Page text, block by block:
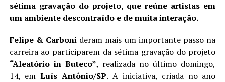
sétima gravação do projeto, que reúne artistas em
um ambiente descontraído e de muita interação.
Felipe & Carboni deram mais um importante passo na
carreira ao participarem da sétima gravação do projeto
“Aleatório in Buteco”, realizada no último domingo,
14, emLuís Antônio/SP. A iniciativa, criada no ano